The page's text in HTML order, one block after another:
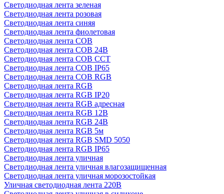
Светодиодная лента зеленая
Светодиодная лента розовая
Светодиодная лента синяя
Светодиодная лента фиолетовая
Светодиодная лента COB
Светодиодная лента COB 24В
Светодиодная лента COB CCT
Светодиодная лента COB IP65
Светодиодная лента COB RGB
Светодиодная лента RGB
Светодиодная лента RGB IP20
Светодиодная лента RGB адресная
Светодиодная лента RGB 12В
Светодиодная лента RGB 24В
Светодиодная лента RGB 5м
Светодиодная лента RGB SMD 5050
Светодиодная лента RGB IP65
Светодиодная лента уличная
Светодиодная лента уличная влагозащищенная
Светодиодная лента уличная морозостойкая
Уличная светодиодная лента 220В